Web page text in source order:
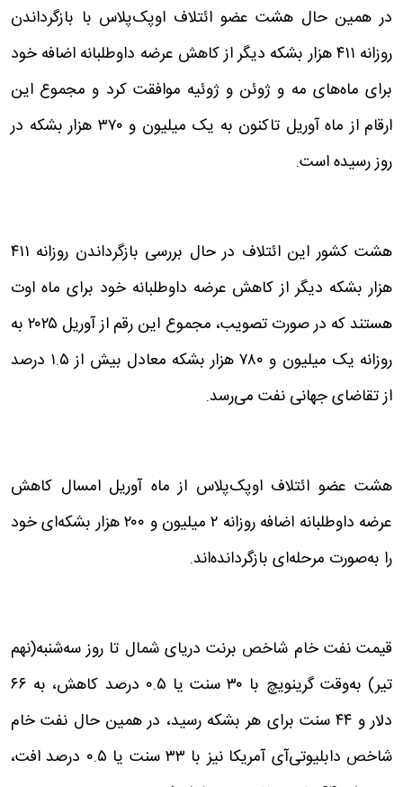
در همین حال هشت عضو ائتلاف اوپک‌پلاس با بازگرداندن
روزانه ۴۱۱ هزار بشکه‌ دیگر از کاهش عرضه داوطلبانه اضافه خود
برای ماه‌های مه و ژوئن و ژوئیه موافقت کرد و مجموع این
ارقام از ماه آوریل تاکنون به یک میلیون و ۳۷۰ هزار بشکه در
روز رسیده است.
هشت کشور این ائتلاف در حال بررسی بازگرداندن روزانه ۴۱۱
هزار بشکه دیگر از کاهش عرضه داوطلبانه خود برای ماه اوت
هستند که در صورت تصویب، مجموع این رقم از آوریل ۲۰۲۵ به
روزانه یک میلیون و ۷۸۰ هزار بشکه معادل بیش از ۱.۵ درصد
از تقاضای جهانی نفت می‌رسد.
هشت عضو ائتلاف اوپک‌پلاس از ماه آوریل امسال کاهش
عرضه داوطلبانه اضافه روزانه ۲ میلیون و ۲۰۰ هزار بشکه‌ای خود
را به‌صورت مرحله‌ای بازگردانده‌اند.
قیمت نفت خام شاخص برنت دریای شمال تا روز سه‌شنبه(نهم
تیر) به‌وقت گرینویچ با ۳۰ سنت یا ۰.۵ درصد کاهش، به ۶۶
دلار و ۴۴ سنت برای هر بشکه رسید، در همین حال نفت خام
شاخص دابلیوتی‌آی آمریکا نیز با ۳۳ سنت یا ۰.۵ درصد افت،